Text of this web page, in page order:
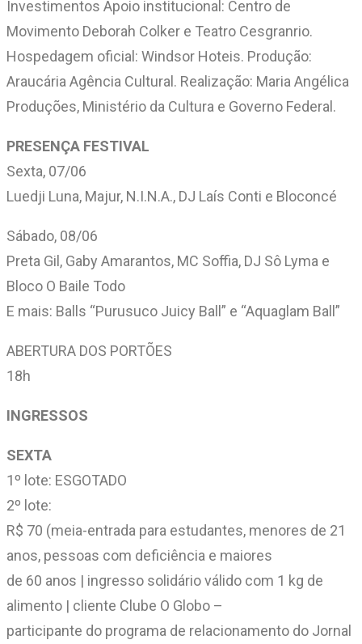
Investimentos Apoio institucional: Centro de
Movimento Deborah Colker e Teatro Cesgranrio.
Hospedagem oficial: Windsor Hoteis. Produção:
Araucária Agência Cultural. Realização: Maria Angélica
Produções, Ministério da Cultura e Governo Federal.
PRESENÇA FESTIVAL
Sexta, 07/06
Luedji Luna, Majur, N.I.N.A., DJ Laís Conti e Bloconcé
Sábado, 08/06
Preta Gil, Gaby Amarantos, MC Soffia, DJ Sô Lyma e
Bloco O Baile Todo
E mais: Balls “Purusuco Juicy Ball” e “Aquaglam Ball”
ABERTURA DOS PORTÕES
18h
INGRESSOS
SEXTA
1º lote: ESGOTADO
2º lote:
R$ 70 (meia-entrada para estudantes, menores de 21
anos, pessoas com deficiência e maiores
de 60 anos | ingresso solidário válido com 1 kg de
alimento | cliente Clube O Globo –
participante do programa de relacionamento do Jornal